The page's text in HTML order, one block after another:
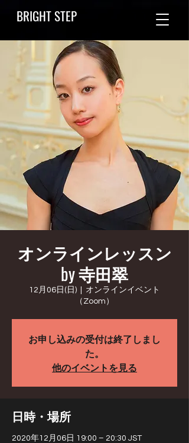
BRIGHT STEP
オンラインレッスン
by 寺田翠
12月06日(日)
オンラインイベント
（Zoom）
お申し込みの受付は終了しまし
た。
他のイベントを見る
日時・場所
2020年12月06日 19:00 – 20:30 JST